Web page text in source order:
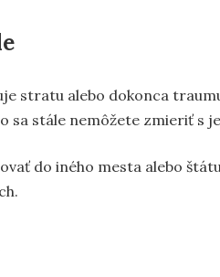
stratu alebo dokonca
sa stále nemôžete zmieriť s
do iného mesta alebo